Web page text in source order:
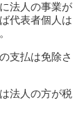
法人の事業が
代表者個人は
支払は免除さ
法人の方が税